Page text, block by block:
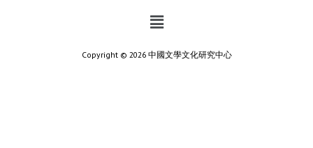
Copyright © 2026 中國文學文化研究中心